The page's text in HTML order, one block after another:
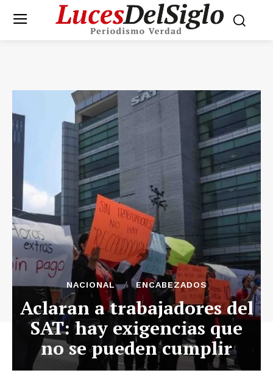
NACIONAL ENCABEZADOS
Aclaran a trabajadores del
SAT: hay exigencias que
no se pueden cumplir